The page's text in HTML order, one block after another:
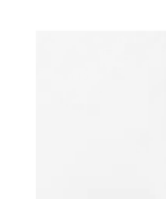
vous à
https://